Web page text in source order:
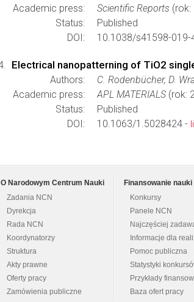
Academic press:
Scientific Reports (rok:
Status:
Published
DOI:
10.1038/s41598-019-
Electrical nanopatterning of TiO2
Authors:
C. Rodenbücher, D.
Academic press:
APL MATERIALS (rok:
Status:
Published
DOI:
10.1063/1.5028424 -
O Narodowym Centrum Nauki
Zadania NCN
Dyrekcja
Rada NCN
Koordynatorzy
Struktura
Akty prawne
Oferty pracy
Zamówienia publiczne
Finansowanie nauki
Konkursy
Panele NCN
Najczęściej
Informacje dla
Pomoc publiczna
Statystyki
Przykłady
Baza ofert pracy